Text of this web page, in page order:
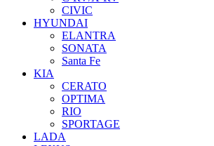
CIVIC
HYUNDAI
ELANTRA
SONATA
Santa Fe
KIA
CERATO
OPTIMA
RIO
SPORTAGE
LADA